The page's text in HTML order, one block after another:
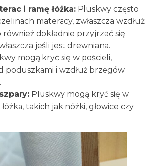
i ramę łóżka: Pluskwy często
materacy, zwłaszcza wzdłuż
również dokładnie przyjrzeć się
jeśli jest drewniana.
mogą kryć się w pościeli,
poduszkami i wzdłuż brzegów
Pluskwy mogą kryć się w
takich jak nóżki, głowice czy